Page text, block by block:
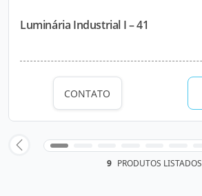
Luminária Industrial I – 41
CONTATO
9 PRODUTOS LISTADOS